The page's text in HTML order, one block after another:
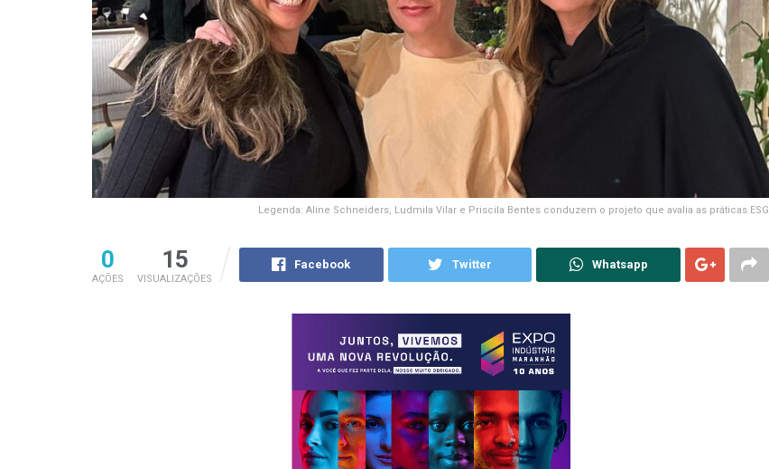
Legenda: Aline Schneiders, Ludmila Vilar e Priscila Bentes conduzem o projeto que avalia as práticas ESG
0
AÇÕES
15
VISUALIZAÇÕES
Facebook Twitter Whatsapp